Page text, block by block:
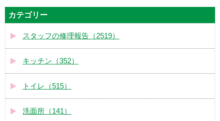
カテゴリー
スタッフの修理報告（2519）
キッチン（352）
トイレ（515）
洗面所（141）